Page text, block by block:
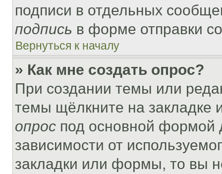
подписи в отдельных
подпись в форме отправки
Вернуться к началу
» Как мне создать опрос?
При создании темы или
темы щёлкните на
опрос под основной формой
зависимости от
закладки или формы, то вы